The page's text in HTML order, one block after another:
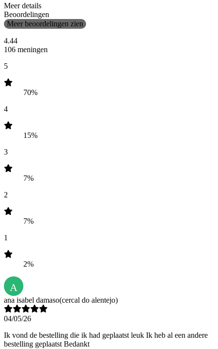
Meer details
Beoordelingen
Meer beoordelingen zien
4.44
106 meningen
5
70%
4
15%
3
7%
2
7%
1
2%
A
ana isabel damaso(cercal do alentejo)
04/05/26
Ik vond de bestelling die ik had geplaatst leuk Ik heb al een andere
bestelling geplaatst Bedankt